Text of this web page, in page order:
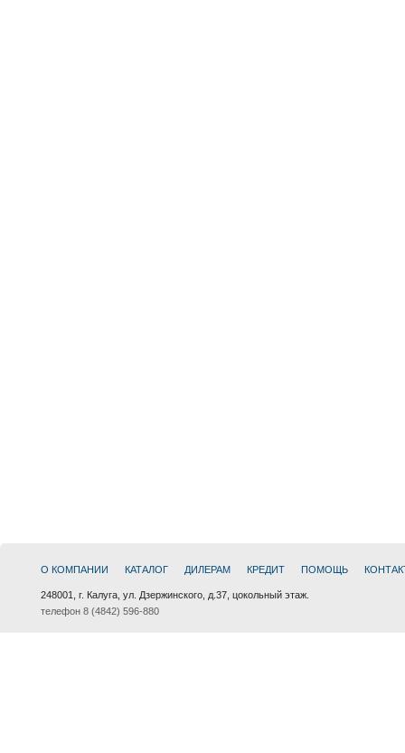
О КОМПАНИИ КАТАЛОГ ДИЛЕРАМ КРЕДИТ ПОМОЩЬ
248001, г. Калуга, ул. Дзержинского, д.37, цокольный этаж.
телефон 8 (4842) 596-880